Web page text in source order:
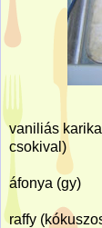
vaniliás
csokival)
áfonya (gy)
raffy